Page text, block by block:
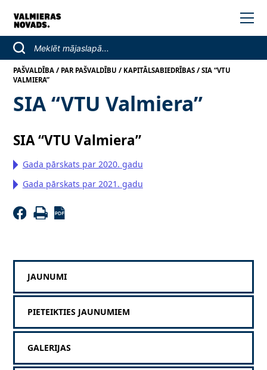
PAŠVALDĪBA / PAR PAŠVALDĪBU / KAPITĀLSABIEDRĪBAS /SIA “VTU
VALMIERA”
SIA “VTU Valmiera”
JAUNUMI
PIETEIKTIES JAUNUMIEM
GALERIJAS
SIA “VTU Valmiera”
Gada pārskats par 2020. gadu
Gada pārskats par 2021. gadu